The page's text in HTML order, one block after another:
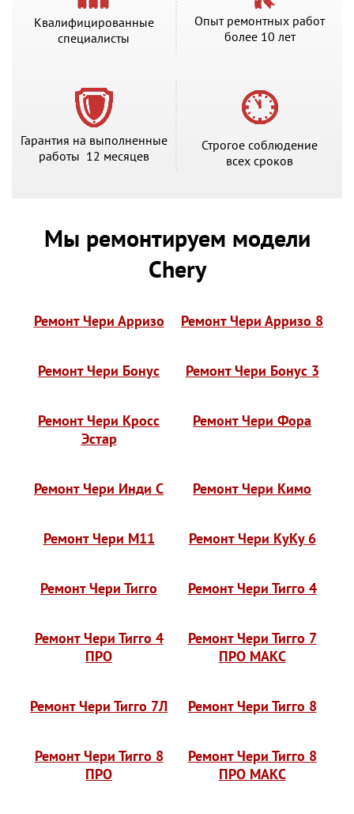
Квалифицированные
специалисты
Опыт ремонтных работ
более 10 лет
Гарантия на выполненные
работы 12 месяцев
Строгое соблюдение
всех сроков
Мы ремонтируем модели
Chery
Ремонт Чери Арризо Ремонт Чери Арризо 8
Ремонт Чери Бонус Ремонт Чери Бонус 3
Ремонт Чери Кросс
Эстар
Ремонт Чери Фора
Ремонт Чери Инди С Ремонт Чери Кимо
Ремонт Чери М11 Ремонт Чери КуКу 6
Ремонт Чери Тигго Ремонт Чери Тигго 4
Ремонт Чери Тигго 4
ПРО
Ремонт Чери Тигго 7
ПРО МАКС
Ремонт Чери Тигго 7Л Ремонт Чери Тигго 8
Ремонт Чери Тигго 8
ПРО
Ремонт Чери Тигго 8
ПРО МАКС